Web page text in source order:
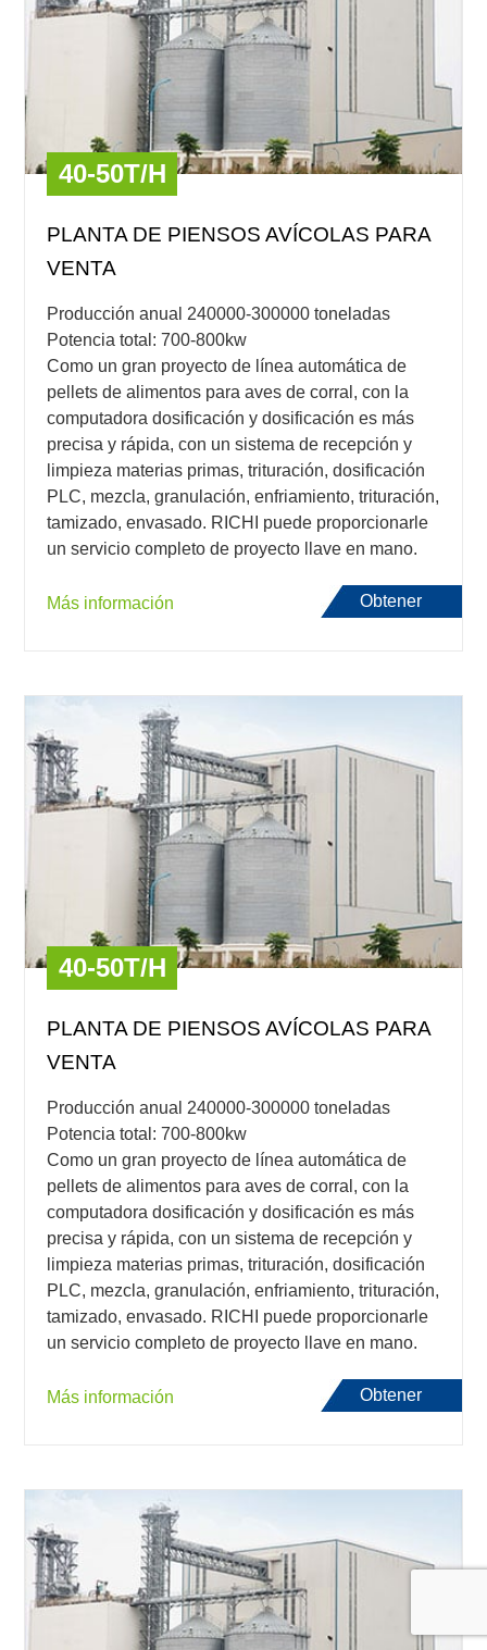
40-50T/H
PLANTA DE PIENSOS AVÍCOLAS PARA
VENTA
Producción anual 240000-300000 toneladas
Potencia total: 700-800kw
Como un gran proyecto de línea automática de
pellets de alimentos para aves de corral, con la
computadora dosificación y dosificación es más
precisa y rápida, con un sistema de recepción y
limpieza materias primas, trituración, dosificación
PLC, mezcla, granulación, enfriamiento, trituración,
tamizado, envasado. RICHI puede proporcionarle
un servicio completo de proyecto llave en mano.
Más información
Obtener
40-50T/H
PLANTA DE PIENSOS AVÍCOLAS PARA
VENTA
Producción anual 240000-300000 toneladas
Potencia total: 700-800kw
Como un gran proyecto de línea automática de
pellets de alimentos para aves de corral, con la
computadora dosificación y dosificación es más
precisa y rápida, con un sistema de recepción y
limpieza materias primas, trituración, dosificación
PLC, mezcla, granulación, enfriamiento, trituración,
tamizado, envasado. RICHI puede proporcionarle
un servicio completo de proyecto llave en mano.
Más información
Obtener